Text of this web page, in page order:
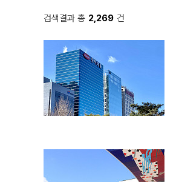
검색결과 총 2,269 건